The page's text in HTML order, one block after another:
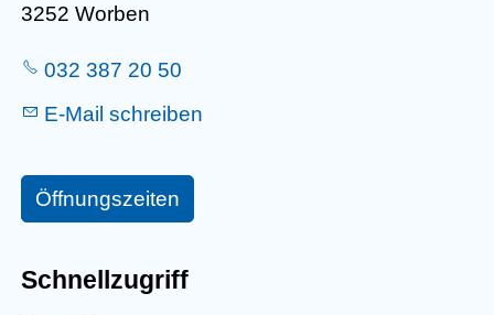
3252 Worben
032 387 20 50
E-Mail schreiben
Öffnungszeiten
Schnellzugriff